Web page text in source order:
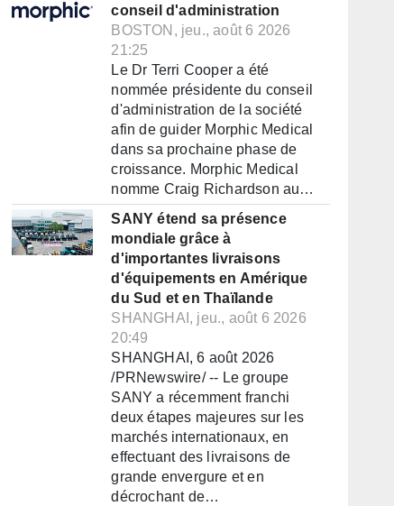
conseil d'administration
BOSTON, jeu., août 6 2026
21:25
Le Dr Terri Cooper a été
nommée présidente du conseil
d'administration de la société
afin de guider Morphic Medical
dans sa prochaine phase de
croissance. Morphic Medical
nomme Craig Richardson au…
SANY étend sa présence
mondiale grâce à
d'importantes livraisons
d'équipements en Amérique
du Sud et en Thaïlande
SHANGHAI, jeu., août 6 2026
20:49
SHANGHAI, 6 août 2026
/PRNewswire/ -- Le groupe
SANY a récemment franchi
deux étapes majeures sur les
marchés internationaux, en
effectuant des livraisons de
grande envergure et en
décrochant de…